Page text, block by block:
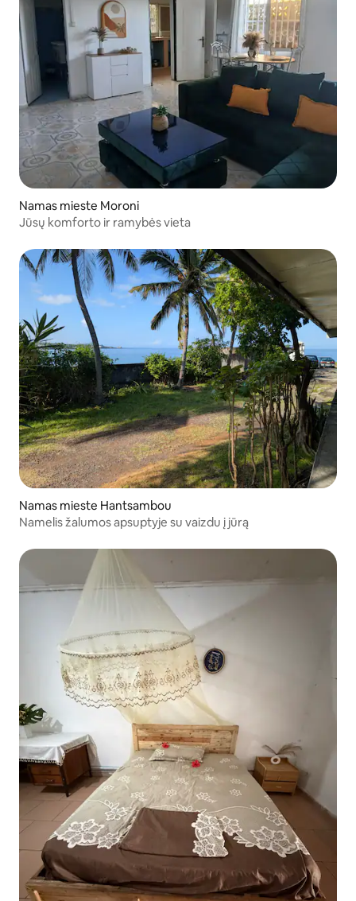
Namas mieste Moroni
Jūsų komforto ir ramybės vieta
Namas mieste Hantsambou
Namelis žalumos apsuptyje su vaizdu į jūrą